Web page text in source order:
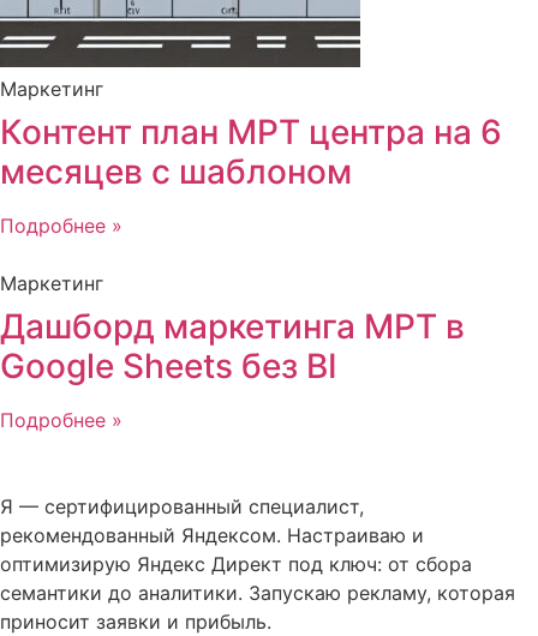
Маркетинг
Контент план МРТ центра на 6
месяцев с шаблоном
Подробнее »
Маркетинг
Дашборд маркетинга МРТ в
Google Sheets без BI
Подробнее »
Я — сертифицированный специалист,
рекомендованный Яндексом. Настраиваю и
оптимизирую Яндекс Директ под ключ: от сбора
семантики до аналитики. Запускаю рекламу, которая
приносит заявки и прибыль.